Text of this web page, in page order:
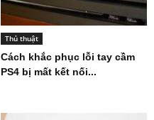
Thủ thuật
Cách khắc phục lỗi tay cầm
PS4 bị mất kết nối...